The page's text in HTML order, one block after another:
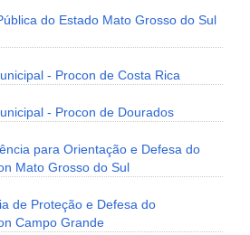
do Estado Mato Grosso do Sul
- Procon de Costa Rica
- Procon de Dourados
para Orientação e Defesa do
Mato Grosso do Sul
de Proteção e Defesa do
Campo Grande